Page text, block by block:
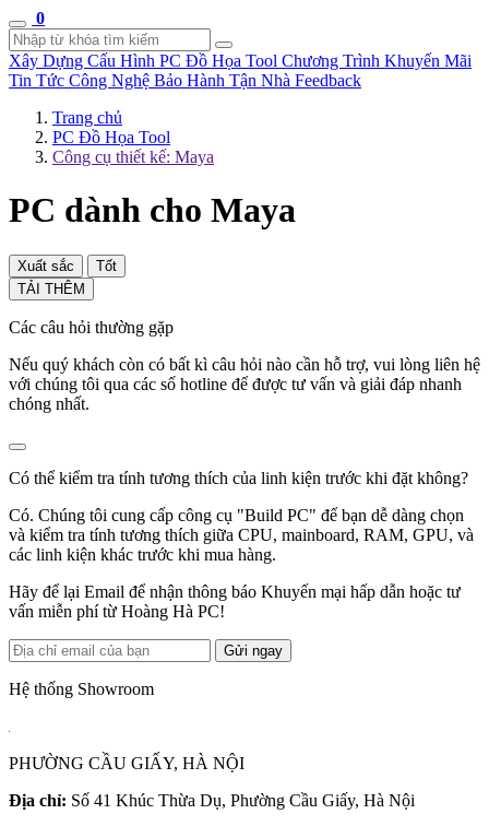
0
Xây Dựng Cấu Hình PC Đồ Họa Tool Chương Trình Khuyến Mãi
Tin Tức Công Nghệ Bảo Hành Tận Nhà Feedback
Trang chủ
PC Đồ Họa Tool
Công cụ thiết kế: Maya
PC dành cho Maya
Xuất sắc
Tốt
TẢI THÊM
Các câu hỏi thường gặp
Nếu quý khách còn có bất kì câu hỏi nào cần hỗ trợ, vui lòng liên hệ
với chúng tôi qua các số hotline để được tư vấn và giải đáp nhanh
chóng nhất.
Có thể kiểm tra tính tương thích của linh kiện trước khi đặt không?
Có. Chúng tôi cung cấp công cụ "Build PC" để bạn dễ dàng chọn
và kiểm tra tính tương thích giữa CPU, mainboard, RAM, GPU, và
các linh kiện khác trước khi mua hàng.
Hãy để lại Email để nhận thông báo Khuyến mại hấp dẫn hoặc tư
vấn miễn phí từ Hoàng Hà PC!
Gửi ngay
Hệ thống Showroom
PHƯỜNG CẦU GIẤY, HÀ NỘI
Địa chỉ: Số 41 Khúc Thừa Dụ, Phường Cầu Giấy, Hà Nội